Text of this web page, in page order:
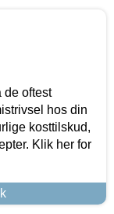
de oftest
hos din
kosttilskud,
Klik her for